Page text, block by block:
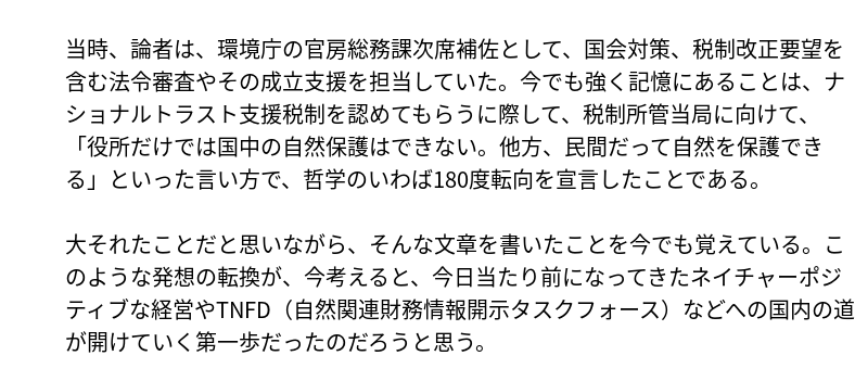
当時、論者は、環境庁の官房総務課次席補佐として、国会対策、税制改正要望を
含む法令審査やその成立支援を担当していた。今でも強く記憶にあることは、ナ
ショナルトラスト支援税制を認めてもらうに際して、税制所管当局に向けて、
「役所だけでは国中の自然保護はできない。他方、民間だって自然を保護でき
る」といった言い方で、哲学のいわば180度転向を宣言したことである。
大それたことだと思いながら、そんな文章を書いたことを今でも覚えている。こ
のような発想の転換が、今考えると、今日当たり前になってきたネイチャーポジ
ティブな経営やTNFD（自然関連財務情報開示タスクフォース）などへの国内の道
が開けていく第一歩だったのだろうと思う。